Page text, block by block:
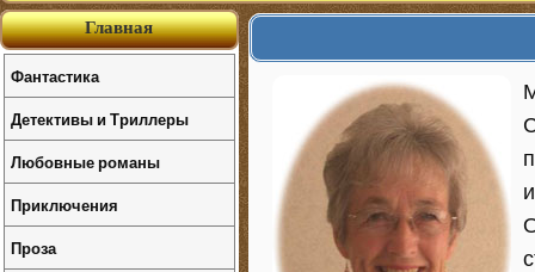
Главная
Фантастика
Детективы и Триллеры
Любовные романы
Приключения
Проза